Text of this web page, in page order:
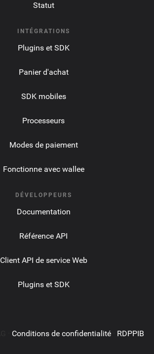
Statut
INTÉGRATIONS
Plugins et SDK
Panier d'achat
SDK mobiles
Processeurs
Modes de paiement
Fonctionne avec wallee
DÉVELOPPEURS
Documentation
Référence API
Client API de service Web
Plugins et SDK
Conditions de confidentialité· RDPPIB